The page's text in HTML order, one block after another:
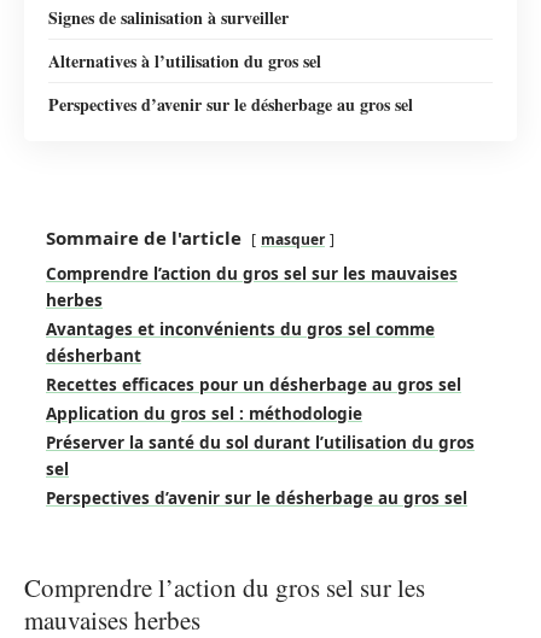
Signes de salinisation à surveiller
Alternatives à l’utilisation du gros sel
Perspectives d’avenir sur le désherbage au gros sel
Sommaire de l'article masquer
Comprendre l’action du gros sel sur les mauvaises
herbes
Avantages et inconvénients du gros sel comme
désherbant
Recettes efficaces pour un désherbage au gros sel
Application du gros sel : méthodologie
Préserver la santé du sol durant l’utilisation du gros
sel
Perspectives d’avenir sur le désherbage au gros sel
Comprendre l’action du gros sel sur les
mauvaises herbes